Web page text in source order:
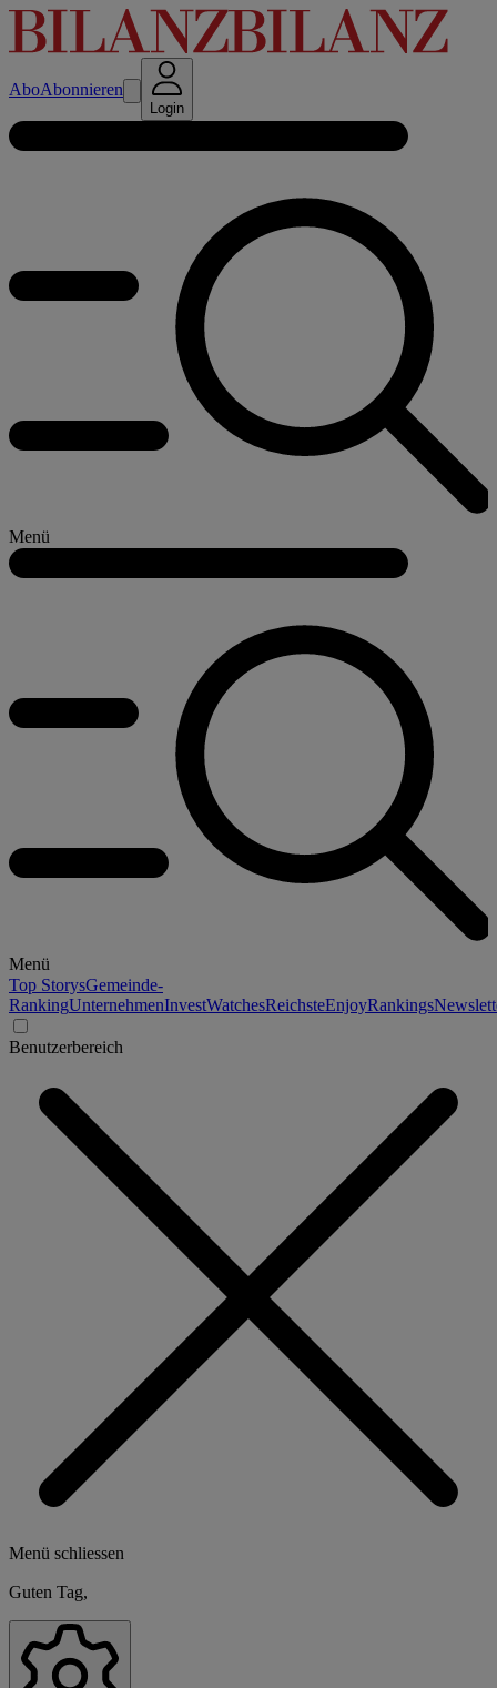
AboAbonnieren
Login
Menü
Menü
Top StorysGemeinde-
RankingUnternehmenInvestWatchesReichsteEnjoyRankings
Benutzerbereich
Menü schliessen
Guten Tag,